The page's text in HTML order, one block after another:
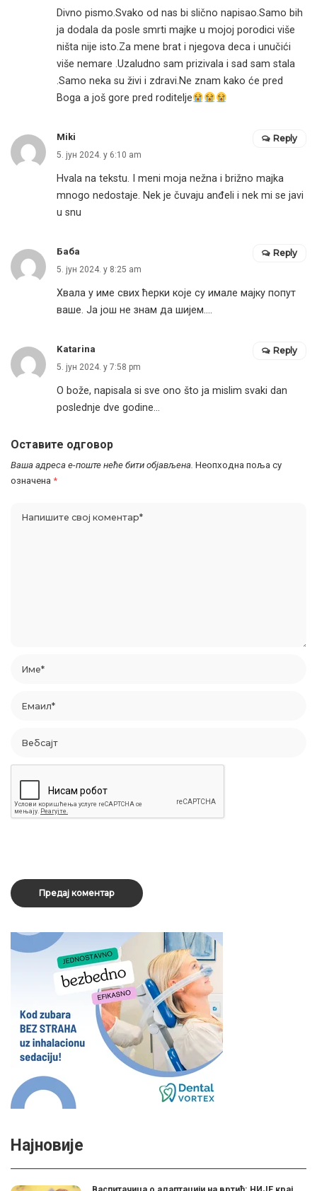
Divno pismo.Svako od nas bi slično napisao.Samo bih
ja dodala da posle smrti majke u mojoj porodici više
ništa nije isto.Za mene brat i njegova deca i unučići
više nemare .Uzaludno sam prizivala i sad sam stala
.Samo neka su živi i zdravi.Ne znam kako će pred
Boga a još gore pred roditelje
Miki
5. јун 2024. у 6:10 am
Hvala na tekstu. I meni moja nežna i brižno majka
mnogo nedostaje. Nek je čuvaju anđeli i nek mi se javi
u snu
Reply
Баба
5. јун 2024. у 8:25 am
Хвала у име свих ћерки које су имале мајку попут
ваше. Ја још не знам да шијем….
Reply
Katarina
5. јун 2024. у 7:58 pm
O bože, napisala si sve ono što ja mislim svaki dan
poslednje dve godine…
Reply
Оставите одговор
Ваша адреса е-поште неће бити објављена. Неопходна поља су
означена *
Најновије